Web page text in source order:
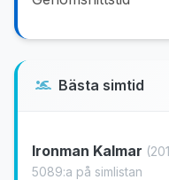
Bästa simtid
Ironman Kalmar
5089:a på simlistan